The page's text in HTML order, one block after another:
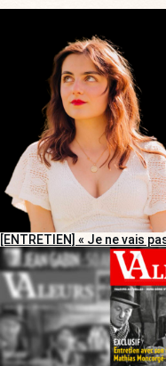
[ENTRETIEN] « Je ne vais